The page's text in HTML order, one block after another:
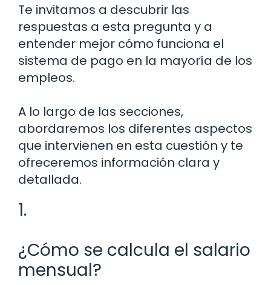
Te invitamos a descubrir las
respuestas a esta pregunta y a
entender mejor cómo funciona el
sistema de pago en la mayoría de los
empleos.
A lo largo de las secciones,
abordaremos los diferentes aspectos
que intervienen en esta cuestión y te
ofreceremos información clara y
detallada.
1.
¿Cómo se calcula el salario
mensual?